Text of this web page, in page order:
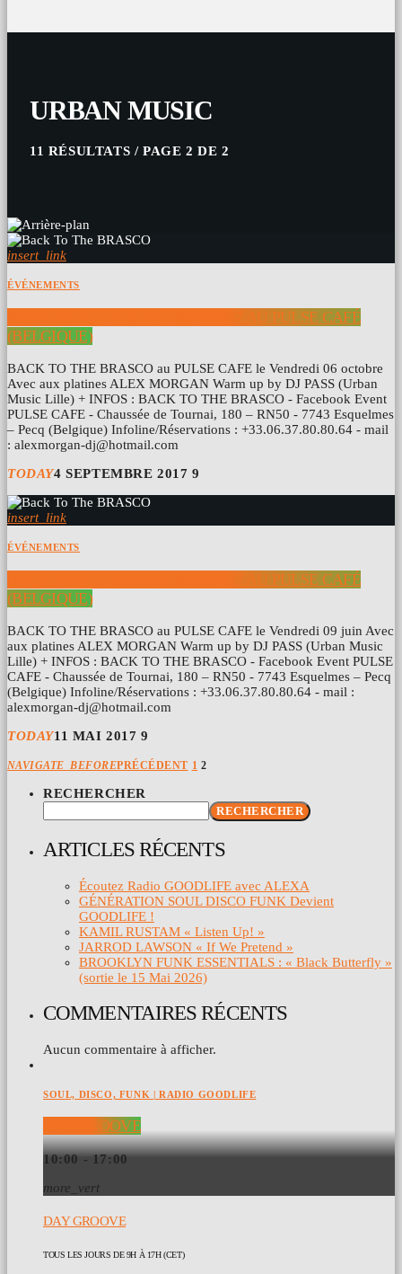
URBAN MUSIC
11 RÉSULTATS / PAGE 2 DE 2
insert_link
ÉVÉNEMENTS
BACK TO THE BRASCO 06/10/2017 AU PULSE CAFÉ
(BELGIQUE)
BACK TO THE BRASCO au PULSE CAFE le Vendredi 06 octobre
Avec aux platines ALEX MORGAN Warm up by DJ PASS (Urban
Music Lille) + INFOS : BACK TO THE BRASCO - Facebook Event
PULSE CAFE - Chaussée de Tournai, 180 – RN50 - 7743 Esquelmes
– Pecq (Belgique) Infoline/Réservations : +33.06.37.80.80.64 - mail
: alexmorgan-dj@hotmail.com
TODAY4 SEPTEMBRE 2017 9
insert_link
ÉVÉNEMENTS
BACK TO THE BRASCO 09/06/2017 AU PULSE CAFÉ
(BELGIQUE)
BACK TO THE BRASCO au PULSE CAFE le Vendredi 09 juin Avec
aux platines ALEX MORGAN Warm up by DJ PASS (Urban Music
Lille) + INFOS : BACK TO THE BRASCO - Facebook Event PULSE
CAFE - Chaussée de Tournai, 180 – RN50 - 7743 Esquelmes – Pecq
(Belgique) Infoline/Réservations : +33.06.37.80.80.64 - mail :
alexmorgan-dj@hotmail.com
TODAY11 MAI 2017 9
NAVIGATE_BEFOREPRÉCÉDENT 1 2
RECHERCHER
RECHERCHER
ARTICLES RÉCENTS
Écoutez Radio GOODLIFE avec ALEXA
GÉNÉRATION SOUL DISCO FUNK Devient
GOODLIFE !
KAMIL RUSTAM « Listen Up! »
JARROD LAWSON « If We Pretend »
BROOKLYN FUNK ESSENTIALS : « Black Butterfly »
(sortie le 15 Mai 2026)
COMMENTAIRES RÉCENTS
Aucun commentaire à afficher.
SOUL, DISCO, FUNK | RADIO GOODLIFE
DAY GROOVE
10:00 - 17:00
more_vert
DAY GROOVE
TOUS LES JOURS DE 9H À 17H (CET)